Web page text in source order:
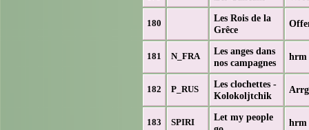
180
Les Rois de la
Grêce
181 N_FRA
Les anges dans
nos campagnes
hrm
182 P_RUS
Les clochettes -
Kolokoljtchik
183 SPIRI
Let my people
hrm